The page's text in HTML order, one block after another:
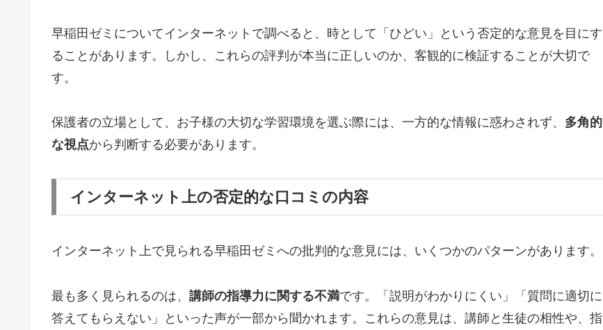
早稲田ゼミについてインターネットで調べると、時として「ひどい」という否定的な意見を目にす
ることがあります。しかし、これらの評判が本当に正しいのか、客観的に検証することが大切で
す。
保護者の立場として、お子様の大切な学習環境を選ぶ際には、一方的な情報に惑わされず、 多角的
な視点から判断する必要があります。
インターネット上の否定的な口コミの内容
インターネット上で見られる早稲田ゼミへの批判的な意見には、いくつかのパターンがあります。
最も多く見られるのは、 講師の指導力に関する不満です。「説明がわかりにくい」「質問に適切に
答えてもらえない」といった声が一部から聞かれます。これらの意見は、講師と生徒の相性や、指